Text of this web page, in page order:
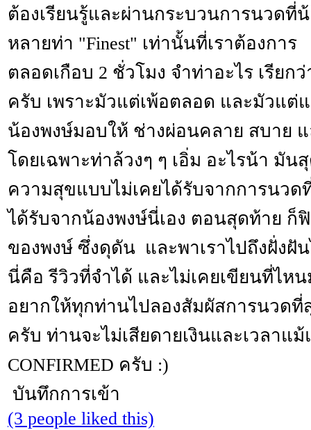
ต้องเรียนรู้และผ่านกระบวนการนวดที่
หลายท่า "Finest" เท่านั้นที่เราต้องการ
ตลอดเกือบ 2 ชั่วโมง จำท่าอะไร เรียกว่
ครับ เพราะมัวแต่เพ้อตลอด และมัวแต่
น้องพงษ์มอบให้ ช่างผ่อนคลาย สบาย
โดยเฉพาะท่าล้วงๆ ๆ เอิ่ม อะไรน้า มั
ความสุขแบบไม่เคยได้รับจากการนวด
ได้รับจากน้องพงษ์นี่เอง ตอนสุดท้าย ก็
ของพงษ์ ซึ่งดุดัน และพาเราไปถึงฝั่งฝั
นี่คือ รีวิวที่จำได้ และไม่เคยเขียนที่ไห
อยากให้ทุกท่านไปลองสัมผัสการนวด
ครับ ท่านจะไม่เสียดายเงินและเวลาแ
CONFIRMED ครับ :)
บันทึกการเข้า
(3 people liked this)